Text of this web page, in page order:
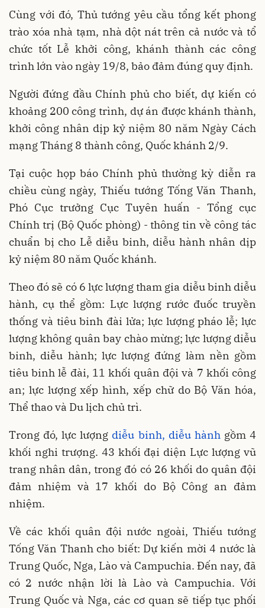
Cùng với đó, Thủ tướng yêu cầu tổng kết phong
trào xóa nhà tạm, nhà dột nát trên cả nước và tổ
chức tốt Lễ khởi công, khánh thành các công
trình lớn vào ngày 19/8, bảo đảm đúng quy định.
Người đứng đầu Chính phủ cho biết, dự kiến có
khoảng 200 công trình, dự án được khánh thành,
khởi công nhân dịp kỷ niệm 80 năm Ngày Cách
mạng Tháng 8 thành công, Quốc khánh 2/9.
Tại cuộc họp báo Chính phủ thường kỳ diễn ra
chiều cùng ngày, Thiếu tướng Tống Văn Thanh,
Phó Cục trưởng Cục Tuyên huấn - Tổng cục
Chính trị (Bộ Quốc phòng) - thông tin về công tác
chuẩn bị cho Lễ diễu binh, diễu hành nhân dịp
kỷ niệm 80 năm Quốc khánh.
Theo đó sẽ có 6 lực lượng tham gia diễu binh diễu
hành, cụ thể gồm: Lực lượng rước đuốc truyền
thống và tiêu binh đài lửa; lực lượng pháo lễ; lực
lượng không quân bay chào mừng; lực lượng diễu
binh, diễu hành; lực lượng đứng làm nền gồm
tiêu binh lễ đài, 11 khối quân đội và 7 khối công
an; lực lượng xếp hình, xếp chữ do Bộ Văn hóa,
Thể thao và Du lịch chủ trì.
Trong đó, lực lượng diễu binh, diễu hànhgồm 4
khối nghi trượng. 43 khối đại diện Lực lượng vũ
trang nhân dân, trong đó có 26 khối do quân đội
đảm nhiệm và 17 khối do Bộ Công an đảm
nhiệm.
Về các khối quân đội nước ngoài, Thiếu tướng
Tống Văn Thanh cho biết: Dự kiến mời 4 nước là
Trung Quốc, Nga, Lào và Campuchia. Đến nay, đã
có 2 nước nhận lời là Lào và Campuchia. Với
Trung Quốc và Nga, các cơ quan sẽ tiếp tục phối